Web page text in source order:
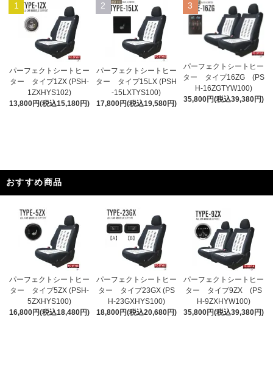
1
パーフェクトシートヒー
ター タイプ1ZX (PSH-
1ZXHYS102)
13,800円(税込15,180円)
2
パーフェクトシートヒー
ター タイプ15LX (PSH
-15LXTYS100)
17,800円(税込19,580円)
3
パーフェクトシートヒー
ター タイプ16ZG (PS
H-16ZGTYW100)
35,800円(税込39,380円)
おすすめ商品
パーフェクトシートヒー
ター タイプ5ZX (PSH-
5ZXHYS100)
16,800円(税込18,480円)
パーフェクトシートヒー
ター タイプ23GX (PS
H-23GXHYS100)
18,800円(税込20,680円)
パーフェクトシートヒー
ター タイプ9ZX (PS
H-9ZXHYW100)
35,800円(税込39,380円)